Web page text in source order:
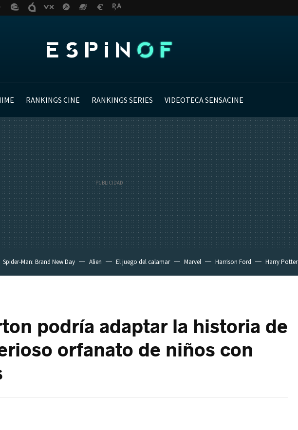
RANKINGS CINE RANKINGS SERIES VIDEOTECA SENSACINE
Spider-Man: Brand New Day Alien El juego del calamar Marvel Harrison Ford Harry Potter
podría adaptar la historia de
orfanato de niños con